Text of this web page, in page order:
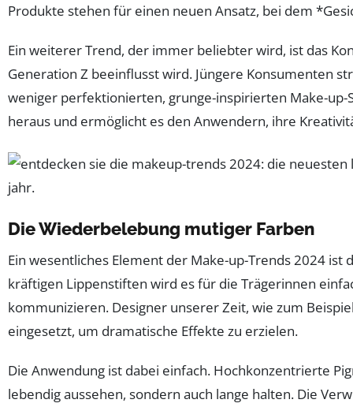
Produkte stehen für einen neuen Ansatz, bei dem
Ein weiterer Trend, der immer beliebter wird, ist das
Generation Z beeinflusst wird. Jüngere Konsumenten
weniger perfektionierten, grunge-inspirierten Make-
heraus und ermöglicht es den Anwendern, ihre
Die Wiederbelebung mutiger Farben
Ein wesentliches Element der Make-up-Trends 2024
kräftigen Lippenstiften wird es für die Trägerinnen
kommunizieren. Designer unserer Zeit, wie zum
eingesetzt, um dramatische Effekte zu erzielen.
Die Anwendung ist dabei einfach. Hochkonzentrierte
lebendig aussehen, sondern auch lange halten. Die